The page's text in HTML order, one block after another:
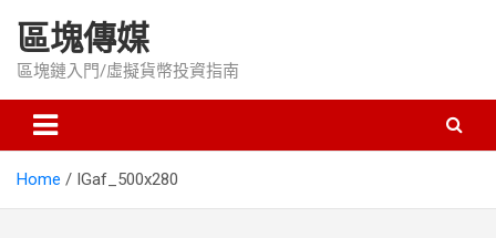
content
區塊傳媒
區塊鏈入門/虛擬貨幣投資指南
Home IGaf_500x280